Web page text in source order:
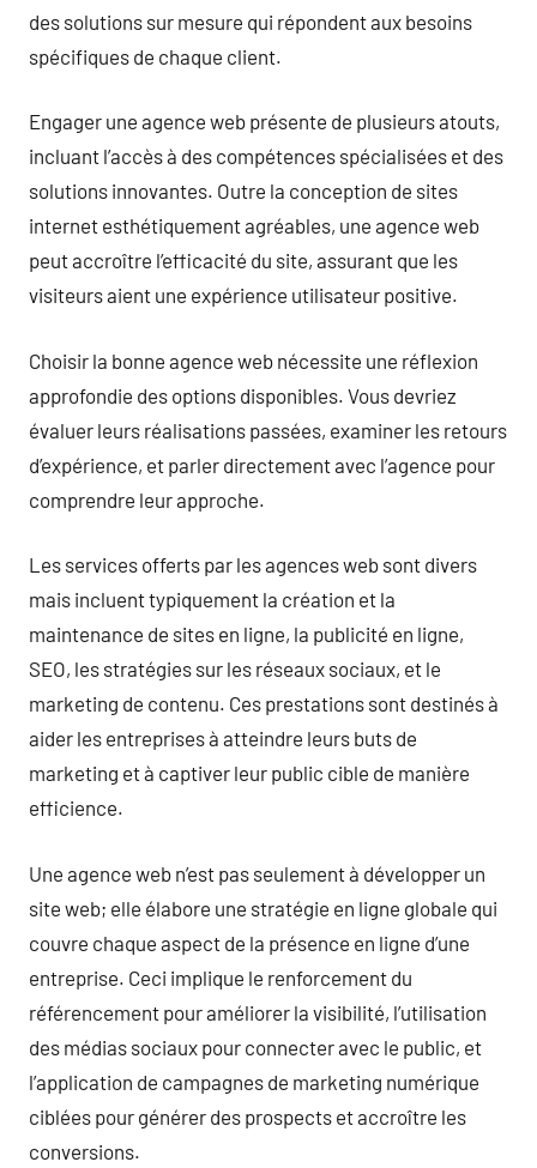
des solutions sur mesure qui répondent aux besoins
spécifiques de chaque client.
Engager une agence web présente de plusieurs atouts,
incluant l’accès à des compétences spécialisées et des
solutions innovantes. Outre la conception de sites
internet esthétiquement agréables, une agence web
peut accroître l’efficacité du site, assurant que les
visiteurs aient une expérience utilisateur positive.
Choisir la bonne agence web nécessite une réflexion
approfondie des options disponibles. Vous devriez
évaluer leurs réalisations passées, examiner les retours
d’expérience, et parler directement avec l’agence pour
comprendre leur approche.
Les services offerts par les agences web sont divers
mais incluent typiquement la création et la
maintenance de sites en ligne, la publicité en ligne,
SEO, les stratégies sur les réseaux sociaux, et le
marketing de contenu. Ces prestations sont destinés à
aider les entreprises à atteindre leurs buts de
marketing et à captiver leur public cible de manière
efficience.
Une agence web n’est pas seulement à développer un
site web; elle élabore une stratégie en ligne globale qui
couvre chaque aspect de la présence en ligne d’une
entreprise. Ceci implique le renforcement du
référencement pour améliorer la visibilité, l’utilisation
des médias sociaux pour connecter avec le public, et
l’application de campagnes de marketing numérique
ciblées pour générer des prospects et accroître les
conversions.